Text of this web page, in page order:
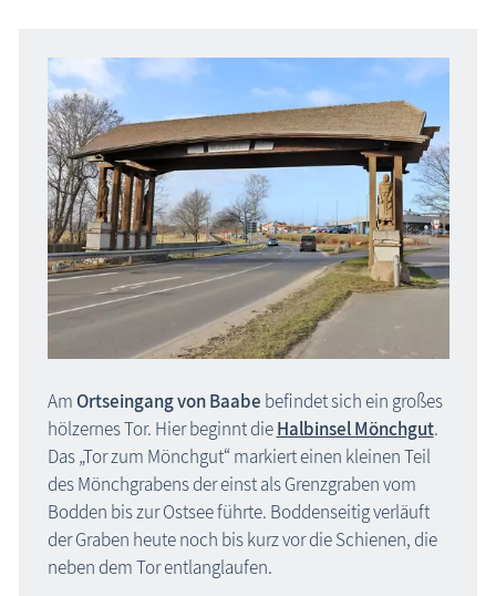
Altefähr
Bergen
Garz
Gingst
Gustow
Ostseebad Binz
Ostseebad Prora
Ostseebad Sellin
Insel Usedom
Region Nordwestmecklenburg
Region Rostock
Region Schwerin
Karte Urlaubsorte
Insel Rügen: Ostseebad Baabe
Am Ortseingang von Baabe befindet sich ein großes
hölzernes Tor. Hier beginnt dieHalbinsel Mönchgut.
Das „Tor zum Mönchgut“ markiert einen kleinen Teil
des Mönchgrabens der einst als Grenzgraben vom
Bodden bis zur Ostsee führte. Boddenseitig verläuft
der Graben heute noch bis kurz vor die Schienen, die
neben dem Tor entlanglaufen.